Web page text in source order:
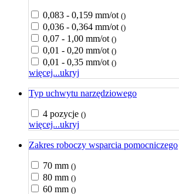
0,083 - 0,159 mm/ot ()
0,036 - 0,364 mm/ot ()
0,07 - 1,00 mm/ot ()
0,01 - 0,20 mm/ot ()
0,01 - 0,35 mm/ot ()
więcej...ukryj
Typ uchwytu narzędziowego
4 pozycje ()
więcej...ukryj
Zakres roboczy wsparcia pomocniczego
70 mm ()
80 mm ()
60 mm ()